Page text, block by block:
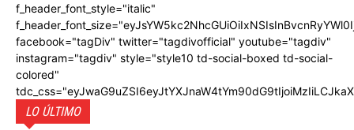
f_header_font_style="italic"
facebook="tagDiv" twitter="tagdivofficial" youtube="tagdiv"
instagram="tagdiv" style="style10 td-social-boxed td-social-
colored"
LO ÚLTIMO